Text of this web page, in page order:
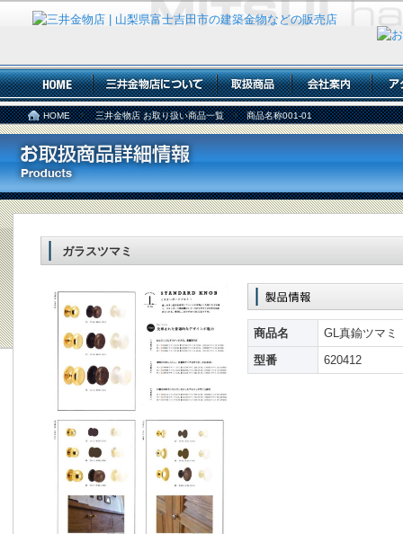
HOME 三井金物店 お取り扱い商品一覧 商品名称001-01
ガラスツマミ
商品名
GL真鍮ツマミ
型番
620412